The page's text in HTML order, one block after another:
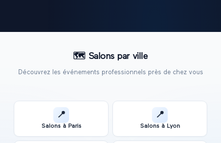
🗺️Salons par ville
Découvrez les événements professionnels près de chez vous
📍
Salons à Paris
📍
Salons à Lyon